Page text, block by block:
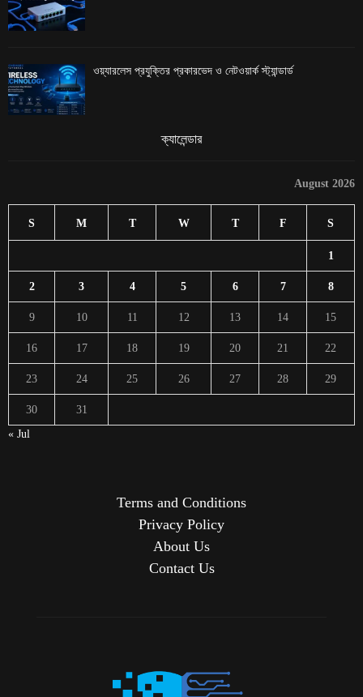
ওয়্যারলেস প্রযুক্তির প্রকারভেদ ও নেটওয়ার্ক স্ট্যান্ডার্ড
ক্যালেন্ডার
August 2026
S M T W T F S
1
2 3 4 5 6 7 8
9 10 11 12 13 14 15
16 17 18 19 20 21 22
23 24 25 26 27 28 29
30
31
« Jul
Terms and Conditions
Privacy Policy
About Us
Contact Us